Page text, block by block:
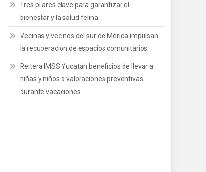
Tres pilares clave para garantizar el
bienestar y la salud felina
Vecinas y vecinos del sur de Mérida impulsan
la recuperación de espacios comunitarios
Reitera IMSS Yucatán beneficios de llevar a
niñas y niños a valoraciones preventivas
durante vacaciones